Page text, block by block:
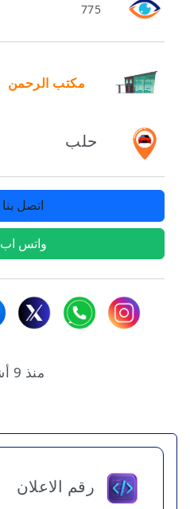
775
مكتب الرحمن
حلب
اتصل بنا
واتس اب
منذ 9 أشهر
رقم الاعلان